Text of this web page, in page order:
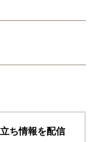
ち情報を配信